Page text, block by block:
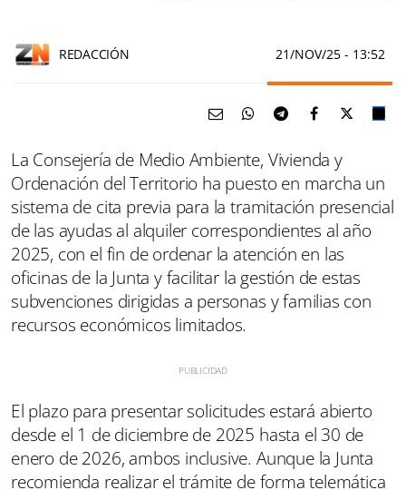
REDACCIÓN 21/NOV/25 - 13:52
La Consejería de Medio Ambiente, Vivienda y
Ordenación del Territorio ha puesto en marcha un
sistema de cita previa para la tramitación presencial
de las ayudas al alquiler correspondientes al año
2025, con el fin de ordenar la atención en las
oficinas de la Junta y facilitar la gestión de estas
subvenciones dirigidas a personas y familias con
recursos económicos limitados.
El plazo para presentar solicitudes estará abierto
desde el 1 de diciembre de 2025 hasta el 30 de
enero de 2026, ambos inclusive. Aunque la Junta
recomienda realizar el trámite de forma telemática